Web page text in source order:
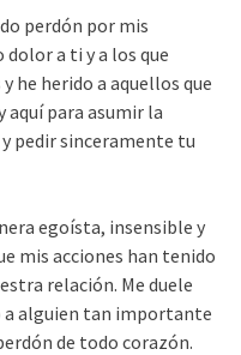
perdón por mis
dolor a ti y a los que
he herido a aquellos que
aquí para asumir la
pedir sinceramente tu
egoísta, insensible y
mis acciones han tenido
relación. Me duele
a alguien tan importante
de todo corazón.